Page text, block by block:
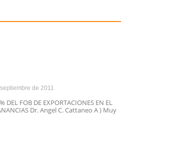
de 2011
DEL FOB DE EXPORTACIONES EN EL
Dr. Angel C. Cattaneo A ) Muy